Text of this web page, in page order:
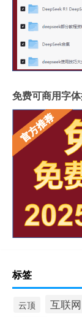
免费可商用字
标签
云顶 互联网